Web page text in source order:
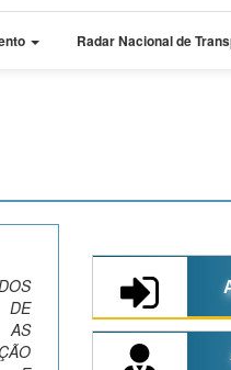
Radar Nacional de
AS